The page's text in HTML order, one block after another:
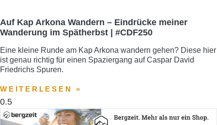
Auf Kap Arkona Wandern – Eindrücke meiner
Wanderung im Spätherbst | #CDF250
Eine kleine Runde am Kap Arkona wandern gehen? Diese hier
ist genau richtig für einen Spaziergang auf Caspar David
Friedrichs Spuren.
WEITERLESEN »